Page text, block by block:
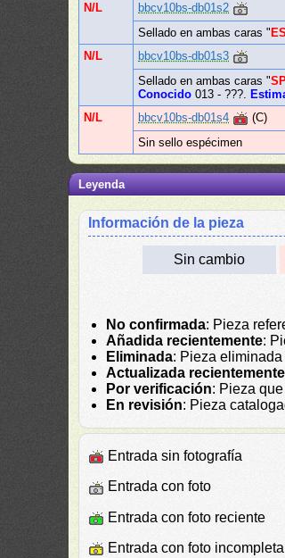
N/L
bbcv10bs-db01s2
Sellado en ambas caras "
N/L
bbcv10bs-db01s3
Sellado en ambas caras "
Conocido 013 - ???.
N/L
bbcv10bs-db01s4 (C)
Sin sello espécimen
Leyenda
Información de la pieza
Sin cambio
No confirmada: Pieza
Añadida recientemente:
Eliminada: Pieza
Actualizada recientemente
Por verificación: Pieza
En revisión: Pieza
Entrada sin fotografía
Entrada con foto
Entrada con foto reciente
Entrada con foto incompleta